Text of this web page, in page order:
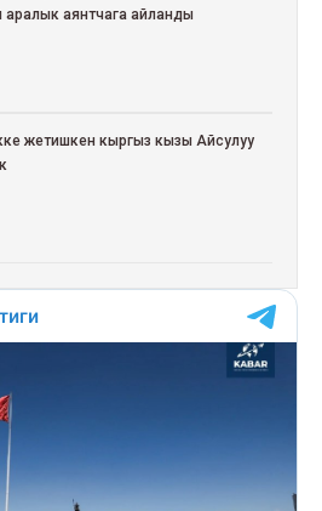
аралык аянтчага айланды
жетишкен кыргыз кызы Айсулуу